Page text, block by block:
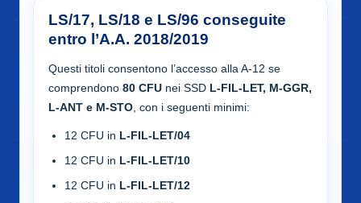
LS/17, LS/18 e LS/96 conseguite
entro l’A.A. 2018/2019
Questi titoli consentono l’accesso alla A-12 se
comprendono 80 CFU nei SSD L-FIL-LET, M-GGR,
L-ANT e M-STO , con i seguenti minimi:
12 CFU in L-FIL-LET/04
12 CFU in L-FIL-LET/10
12 CFU in L-FIL-LET/12